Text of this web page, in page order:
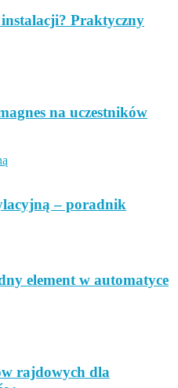
Praktyczny
na uczestników
– poradnik
element w automatyce
rajdowych dla